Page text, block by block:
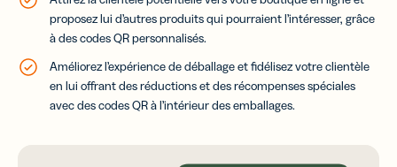
proposez lui d’autres produits qui pourraient l’intéresser, grâce
à des codes QR personnalisés.
Améliorez l’expérience de déballage et fidélisez votre clientèle
en lui offrant des réductions et des récompenses spéciales
avec des codes QR à l’intérieur des emballages.